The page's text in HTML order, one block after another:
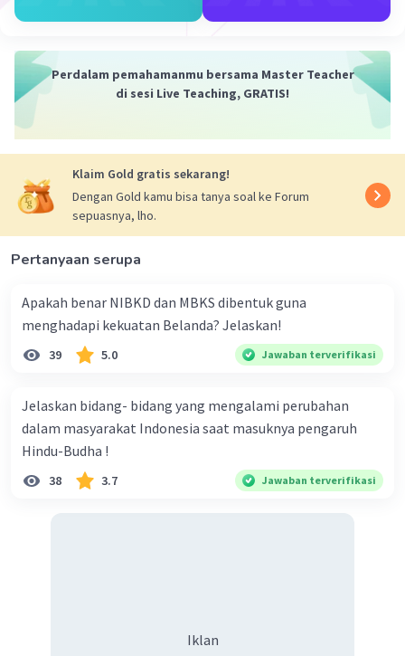
tersebut memunculkan paradigma dualisme·
semakin lemah. Hal ini ditandai dengan ditolaknya pidato
pertanggungjawaban Presiden Soekarno (Nawaksara)
terjadi.
Dengan demikian, jawabannya adalah Keluasan
wewenang Letjen Soeharto juga didukung dengan
pemberlakuan Supersemar sebagai ketetapan (Tap)
MPRS sehingga secara hukum Letjen Soeharto memiliki
kedudukan setara dengan Presiden Soekarno, yaitu
Beri Rating Balas
Perdalam pemahamanmu bersama Master Teacher
di sesi Live Teaching, GRATIS!
Klaim Gold gratis sekarang!
Dengan Gold kamu bisa tanya soal ke Forum
sepuasnya, lho.
Pertanyaan serupa
Apakah benar NIBKD dan MBKS dibentuk guna
menghadapi kekuatan Belanda? Jelaskan!
39 5.0 Jawaban terverifikasi
Jelaskan bidang- bidang yang mengalami perubahan
dalam masyarakat Indonesia saat masuknya pengaruh
Hindu-Budha !
38 3.7 Jawaban terverifikasi
Iklan